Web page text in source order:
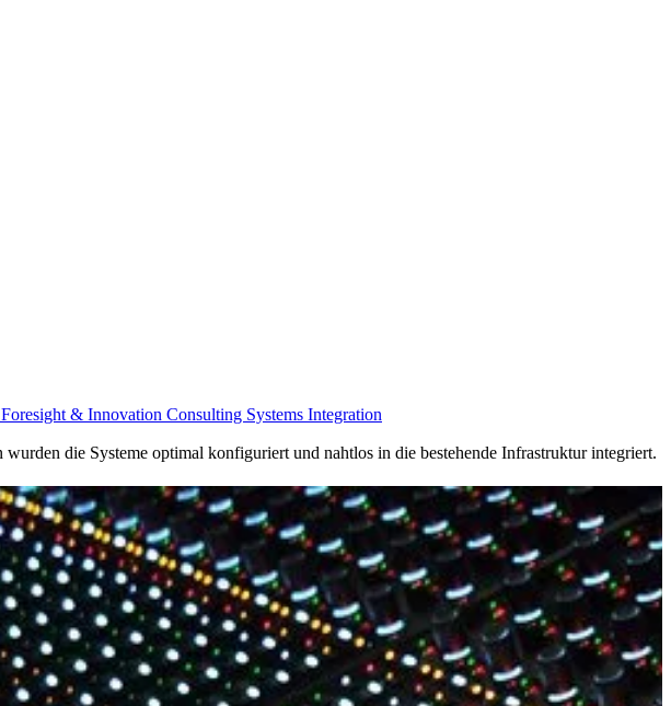
Foresight & Innovation Consulting Systems Integration
die Systeme optimal konfiguriert und nahtlos in die bestehende Infrastruktur integriert.